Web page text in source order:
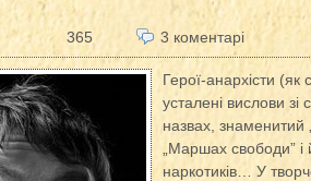
365 3 коментарі
Герої-анархісти (як
усталені вислови зі
назвах, знаменитий
„Маршах свободи” і
наркотиків… У